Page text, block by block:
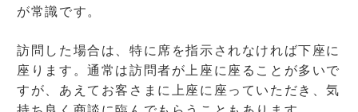
が常識です。
訪問した場合は、特に席を指示されなければ下座に
座ります。通常は訪問者が上座に座ることが多いで
すが、あえてお客さまに上座に座っていただき、気